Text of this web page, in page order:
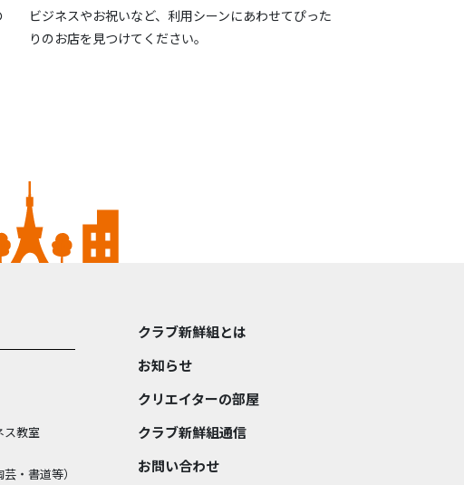
ビジネスやお祝いなど、利用シーンにあわせてぴった
りのお店を見つけてください。
ス教室
・書道等）
クラブ新鮮組とは
お知らせ
クリエイターの部屋
クラブ新鮮組通信
お問い合わせ